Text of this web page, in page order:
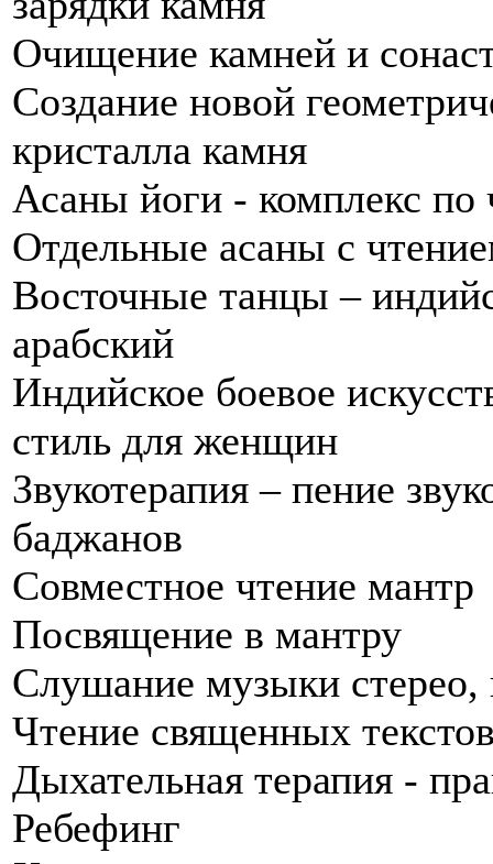
Очищение камней и
Создание новой
кристалла камня
Асаны йоги - комплекс по
Отдельные асаны c
Восточные танцы –
арабский
Индийское боевое
стиль для женщин
Звукотерапия – пение
баджанов
Совместное чтение мантр
Посвящение в мантру
Слушание музыки
Чтение священных
Дыхательная терапия -
Ребефинг